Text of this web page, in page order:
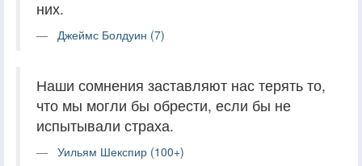
них.
Джеймс Болдуин (7)
Наши сомнения заставляют нас терять то,
что мы могли бы обрести, если бы не
испытывали страха.
Уильям Шекспир (100+)